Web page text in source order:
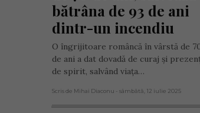
bătrâna de 93 de ani
dintr-un incendiu
O îngrijitoare româncă în vârstă de
de ani a dat dovadă de curaj și
de spirit, salvând viața…
Scris de Mihai Diaconu - sâmbătă, 12 iulie 2025